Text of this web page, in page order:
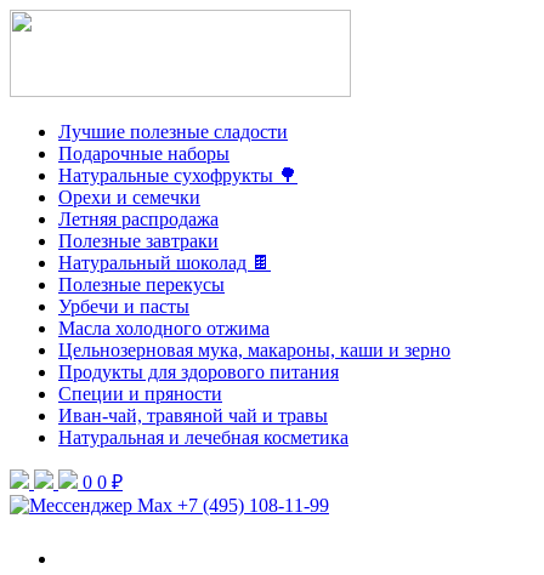
Лучшие полезные сладости
Подарочные наборы
Натуральные сухофрукты 🌳
Орехи и семечки
Летняя распродажа
Полезные завтраки
Натуральный шоколад 🍫
Полезные перекусы
Урбечи и пасты
Масла холодного отжима
Цельнозерновая мука, макароны, каши и зерно
Продукты для здорового питания
Специи и пряности
Иван-чай, травяной чай и травы
Натуральная и лечебная косметика
0 0 ₽
+7 (495) 108-11-99